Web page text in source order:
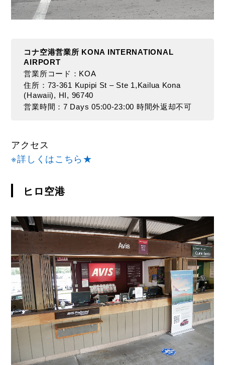
お
す
ト、
ポ
イ
ン
介
お
り
ま
す。
コナ空港営業所 KONA INTERNATIONAL
AIRPORT
営業所コード：KOA
住所：73-361 Kupipi St – Ste 1,Kailua Kona
(Hawaii), HI, 96740
営業時間：7 Days 05:00-23:00 時間外返却不可
アクセス
※詳しくはこちら★
ヒロ空港